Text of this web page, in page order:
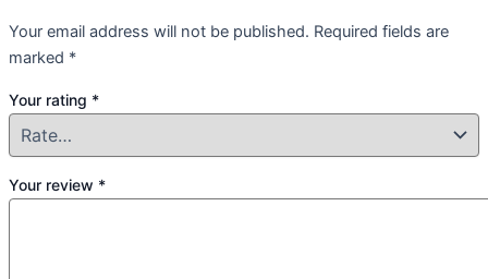
Your email address will not be published. Required fields are
marked *
Your rating *
Your review *